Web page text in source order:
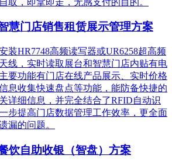
慧门店销售租赁展示管理方案
装HR7748高频读写器或UR6258超高频
线，实时读取展台和智慧门店内贴有电
要功能有门店在线产品展示、实时价格
息收集快速盘点等功能，能防备快捷的
详细信息，并完全结合了RFID自动识
步提高门店数据管理工作效率，更全面
漏的问题。
饮自助收银（智盘）方案